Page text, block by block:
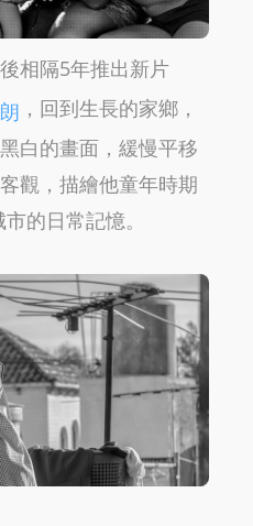
相隔5年推出新片
，回到生長的家鄉，
白的畫面，緩慢平移
觀，描繪他童年時期
的日常記憶。